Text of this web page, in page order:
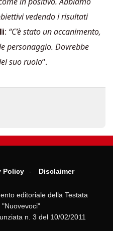
vedendo i risultati
: “C’è stato un accanimento,
personaggio. Dovrebbe
suo ruolo“.
Policy Disclaimer
editoriale della Testata
n. 3 del 10/02/2011